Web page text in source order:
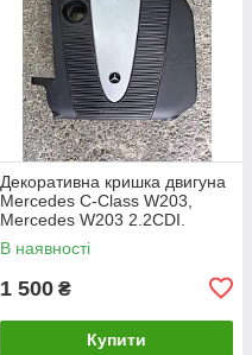
Декоративна кришка двигуна
Mercedes C-Class W203,
Mercedes W203 2.2CDI.
A6460100467.
В наявності
1 500 ₴
Купити